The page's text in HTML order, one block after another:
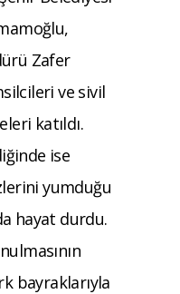
Zafer
ve sivil
katıldı.
ise
yumduğu
hayat durdu.
bayraklarıyla